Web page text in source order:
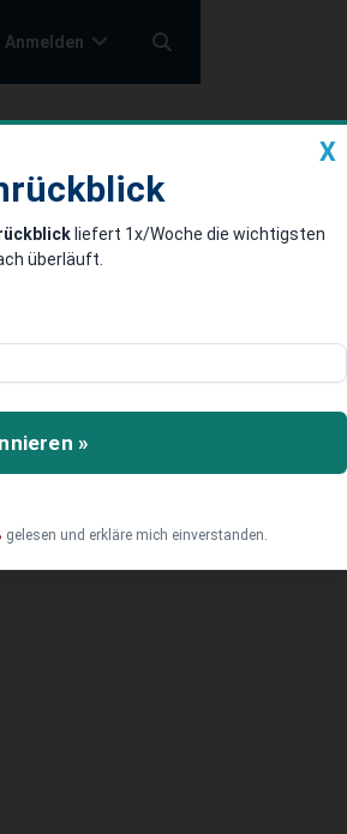
Anmelden
und
X
liefert 1x/Woche die wichtigsten
überläuft.
»
gelesen und erkläre mich einverstanden.